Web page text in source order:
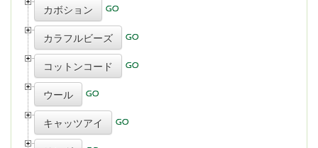
カボション
カラフルビーズ
コットンコード
ウール
キャッツアイ